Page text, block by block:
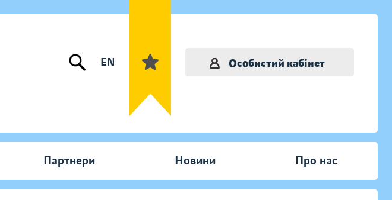
EN Особистий кабінет
Партнери Новини Про нас